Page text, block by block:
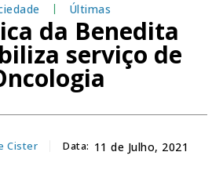
Últimas
da Benedita
serviço de
Cister Data: 11 de Julho, 2021